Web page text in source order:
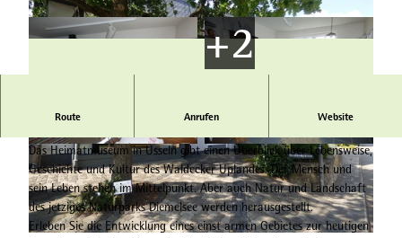
© Usselner Geschichts- und Heimatverein e. V. |
CC-BY-SA
© Usselner Geschichts- und Heimatverein e. V. |
CC-BY-SA
Route Anrufen Website
Heimatstube mit Einblick in das Leben und die Arbeit der
Das Heimatmuseum in Usseln gibt einen Überblick über Lebensweise,
Geschichte und Kultur des Waldecker Uplandes. Der Mensch und
sein Leben stehen im Mittelpunkt. Aber auch Natur und Landschaft
des jetziges Naturparks Diemelsee werden herausgestellt.
Erleben Sie die Entwicklung eines einst armen Gebietes zur heutigen